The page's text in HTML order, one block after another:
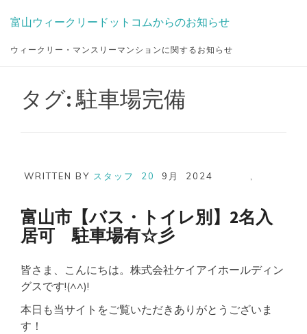
富山ウィークリードットコムからのお知らせ
ウィークリー・マンスリーマンションに関するお知らせ
タグ:駐車場完備
WRITTEN BY スタッフ 20 9月 ,
2024
富山市【バス・トイレ別】2名入
居可 駐車場有☆彡
皆さま、こんにちは。株式会社ケイアイホールディン
グスです!(^^)!
本日も当サイトをご覧いただきありがとうございま
す！